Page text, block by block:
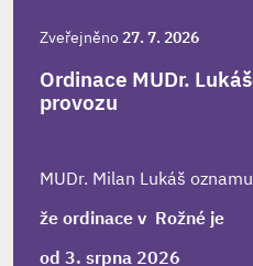
Zveřejněno27. 7. 2026
Ordinace MUDr.
provozu
MUDr. Milan Lukáš
že ordinace v Rožné je
od 3. srpna 2026